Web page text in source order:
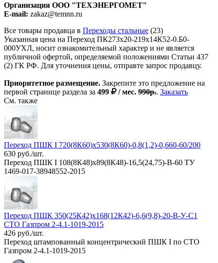
Организация ООО "ТЕХЭНЕРГОМЕТ"
E-mail: zakaz@temnn.ru
Все товары продавца в Переходы стальные (23)
Указанная цена на Переход ПК273х20-219х14К52-0.Б0-
000УХЛ, носит ознакомительный характер и не является
публичной офертой, определяемой положениями Статьи 437
(2) ГК РФ. Для уточнения цены, отправте запрос продавцу.
Приоритетное размещение. Закрепите это предложение на
первой странице раздела за 499 / мес. 990р.. Заказать
См. также
Переход ПШК I 720(8К60)х530(8К60)-0,8(1,2)-0,660-60/200
630 руб./шт.
Переход ПШК I 108(8К48)х89(8К48)-16,5(24,75)-В-60 ТУ
1469-017-38948552-2015
Переход ПШК 350(25К42)х168(12К42)-6,6(9,8)-20-В-У-C1
СТО Газпром 2-4.1-1019-2015
426 руб./шт.
Переход штампованный концентрический ПШК I по СТО
Газпром 2-4.1-1019-2015